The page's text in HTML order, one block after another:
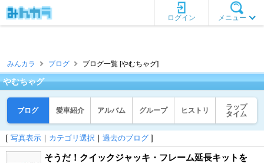
メニュー
ログイン
みんカラ ブログ ブログ一覧 [やむちゃグ]
やむちゃグ
ブログ 愛車紹介 アルバム グループ ヒストリ
ラップ
タイム
[ 写真表示 ｜ カテゴリ選択 ｜ 過去のブログ ]
そうだ！クイックジャッキ・フレーム延長キットを